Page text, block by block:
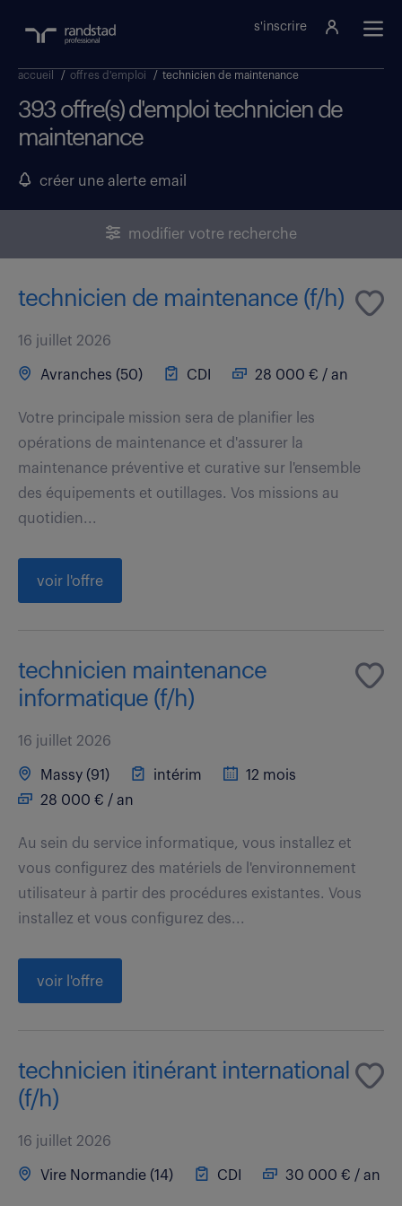
s'inscrire
accueil / offres d'emploi / technicien de maintenance
393 offre(s) d'emploi technicien de
maintenance
créer une alerte email
modifier votre recherche
technicien de maintenance (f/h)
16 juillet 2026
Avranches (50) CDI 28 000 € / an
Votre principale mission sera de planifier les
opérations de maintenance et d'assurer la
maintenance préventive et curative sur l'ensemble
des équipements et outillages. Vos missions au
quotidien...
voir l'offre
technicien maintenance
informatique (f/h)
16 juillet 2026
Massy (91) intérim
12 mois
28 000 € / an
Au sein du service informatique, vous installez et
vous configurez des matériels de l'environnement
utilisateur à partir des procédures existantes. Vous
installez et vous configurez des...
voir l'offre
technicien itinérant international
(f/h)
16 juillet 2026
Vire Normandie (14) CDI 30 000 € / an